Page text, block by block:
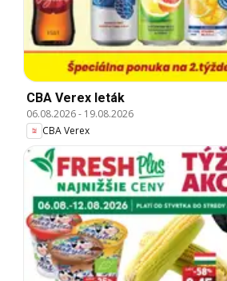
CBA Verex leták
06.08.2026- 19.08.2026
CBA Verex